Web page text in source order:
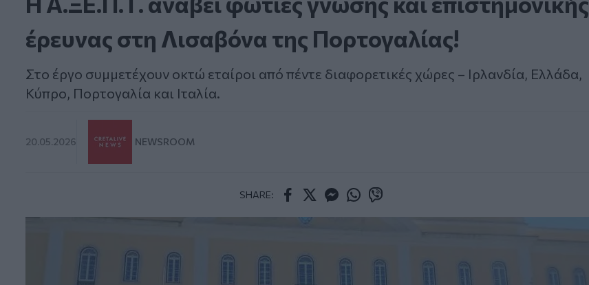
έρευνας στη Λισαβόνα της Πορτογαλίας!
Στο έργο συμμετέχουν οκτώ εταίροι από πέντε διαφορετικές χώρες – Ιρλανδία, Ελλάδα,
Κύπρο, Πορτογαλία και Ιταλία.
20.05.2026 NEWSROOM
SHARE: